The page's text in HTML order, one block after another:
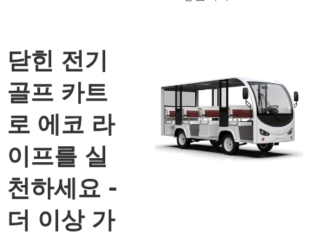
닫힌 전기
골프 카트
로 에코 라
이프를 실
천하세요 -
더 이상 가